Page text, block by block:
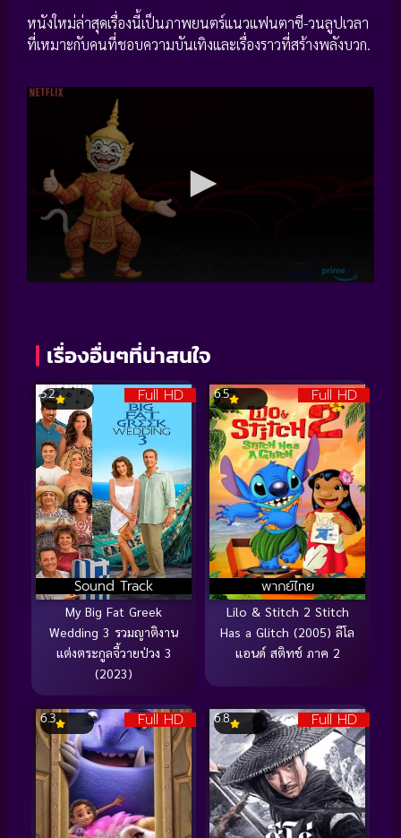
หนังใหม่ล่าสุดเรื่องนี้เป็นภาพยนตร์แนวแฟนตาซี-วนลูปเวลา
ที่เหมาะกับคนที่ชอบความบันเทิงและเรื่องราวที่สร้างพลังบวก.
เรื่องอื่นๆที่น่าสนใจ
Full HD
Sound Track
5.2
My Big Fat Greek
Wedding 3 รวมญาติงาน
แต่งตระกูลจี้วายป่วง 3
(2023)
Full HD
พากย์ไทย
6.5
Lilo & Stitch 2 Stitch
Has a Glitch (2005) ลีโล
แอนด์ สติทช์ ภาค 2
Full HD
6.3 Full HD
6.8